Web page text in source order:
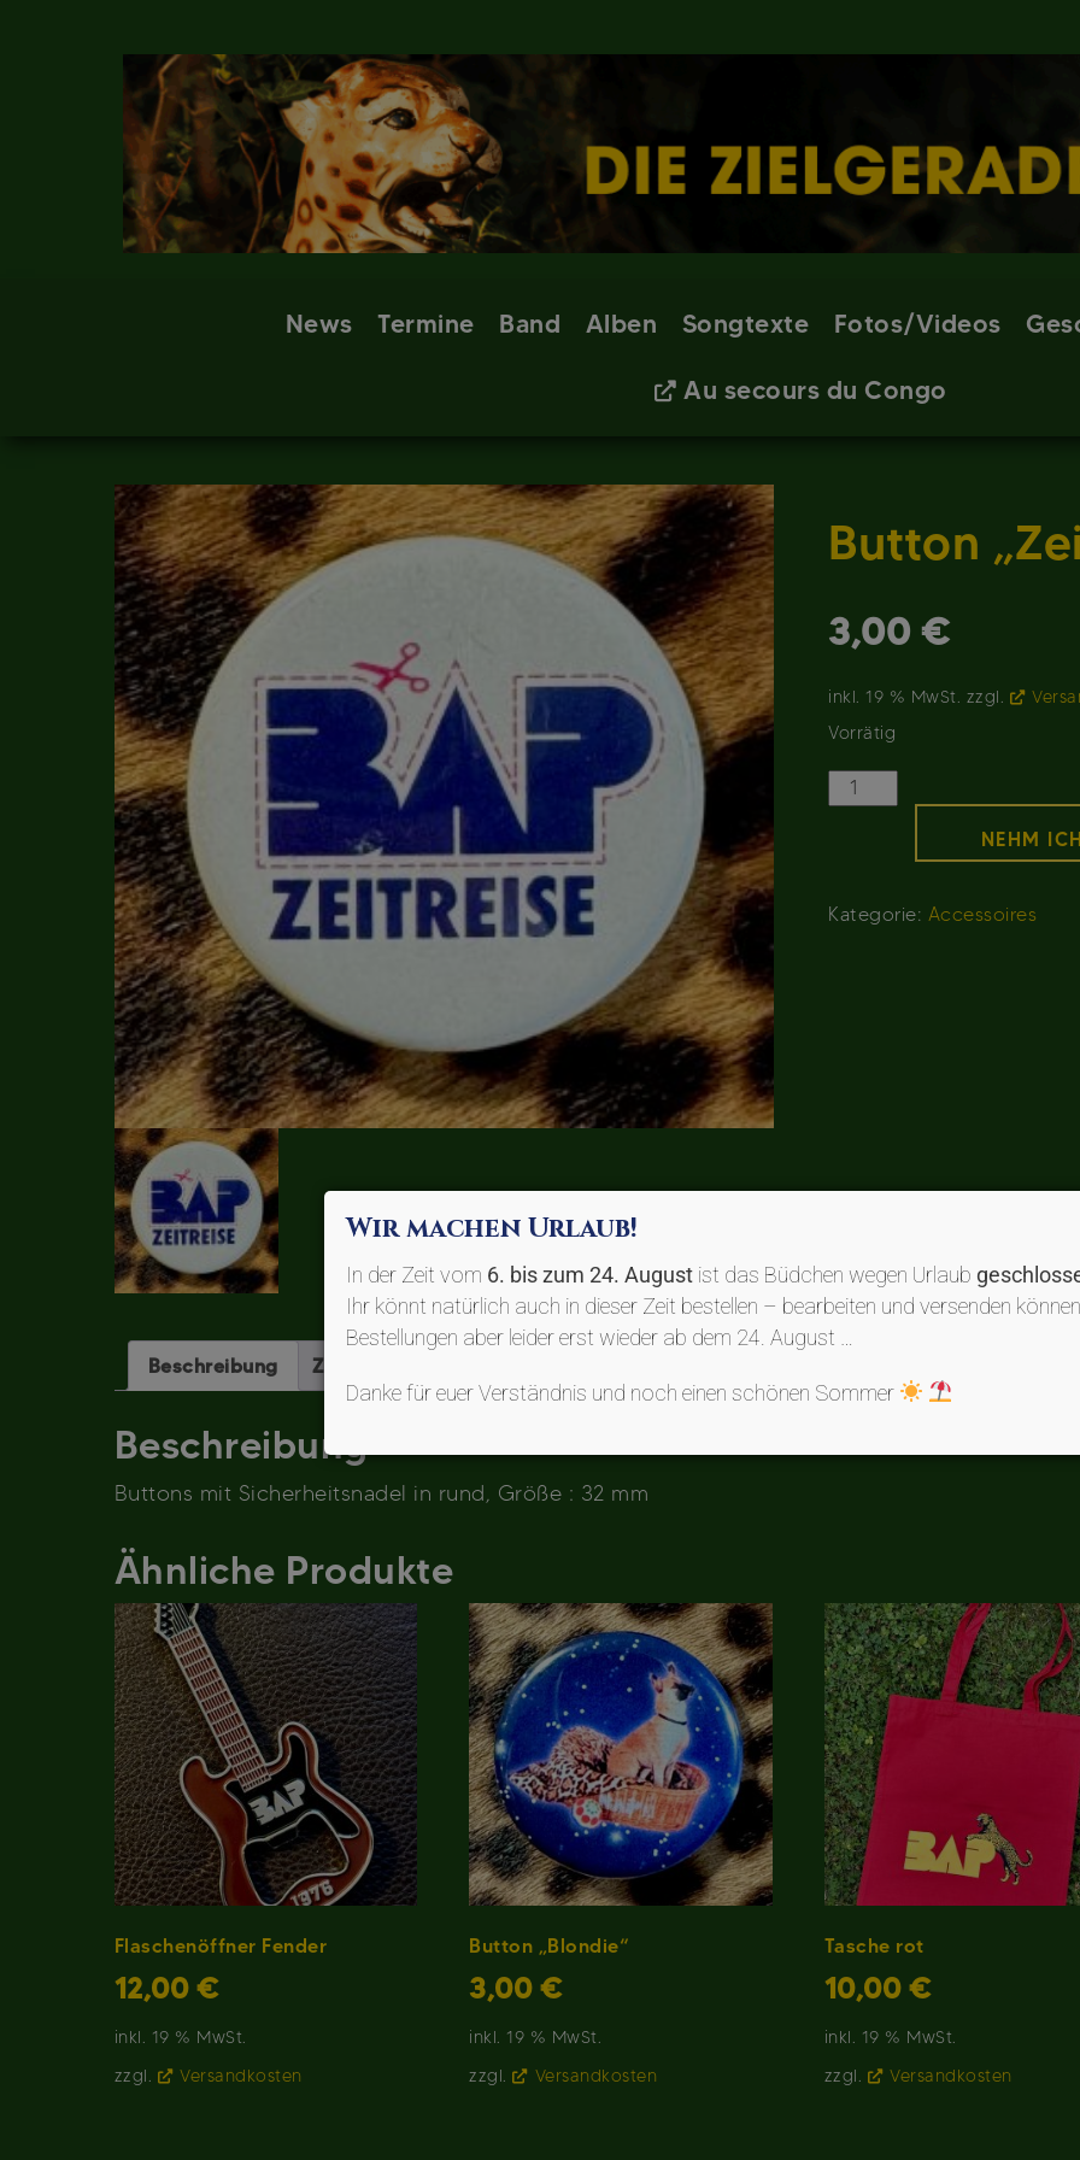
News Termine Band Alben Songtexte Fotos/Videos
Au secours du Congo
Button
3,00 €
inkl. 19 % MwSt. zzgl.
Vorrätig
Button
"Zeitreise"
NEHM
Kategorie: Accessoires
Beschreibung Zusätzliche Informationen
Beschreibung
Buttons mit Sicherheitsnadel in rund, Größe : 32 mm
Ähnliche Produkte
Flaschenöffner Fender
12,00 €
inkl. 19 % MwSt.
zzgl.
Versandkosten
Button „Blondie“
3,00 €
inkl. 19 % MwSt.
zzgl.
Versandkosten
Tasche rot
10,00 €
inkl. 19 % MwSt.
zzgl.
Versandkosten
Wir machen Urlaub!
In der Zeit vom 6. bis zum 24. Augustist das Büdchen wegen Urlaub
Ihr könnt natürlich auch in dieser Zeit bestellen – bearbeiten und versenden
Bestellungen aber leider erst wieder ab dem 24. August …
Danke für euer Verständnis und noch einen schönen Sommer